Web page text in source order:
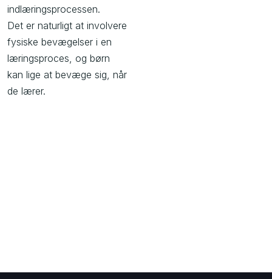
indlæringsprocessen.
Det er naturligt at involvere
fysiske bevægelser i en
læringsproces, og børn
kan lige at bevæge sig, når
de lærer.